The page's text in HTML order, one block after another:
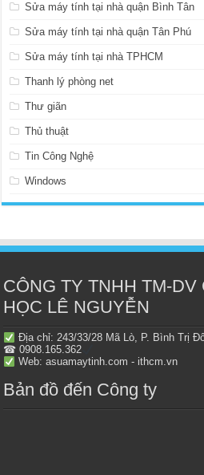
Sửa máy tính tại nhà quận Bình Tân
Sửa máy tính tại nhà quận Tân Phú
Sửa máy tính tại nhà TPHCM
Thanh lý phòng net
Thư giãn
Thủ thuật
Tin Công Nghệ
Windows
CÔNG TY TNHH TM-DV
HỌC LÊ NGUYỄN
Địa chỉ: 243/33/28 Mã Lò, P. Bình Trị
☎ 0908.165.362
Web: asuamaytinh.com - ithcm.vn
Bản đồ đến Công ty